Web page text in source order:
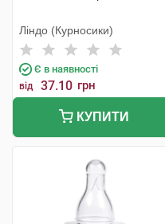
Ліндо (Курносики)
Є в наявності
від 37.10 грн
КУПИТИ